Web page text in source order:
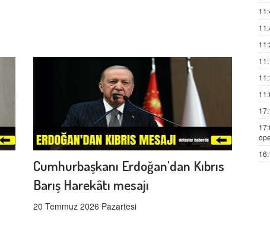
Cumhurbaşkanı Erdoğan'dan Kıbrıs
Barış Harekâtı mesajı
20 Temmuz 2026 Pazartesi